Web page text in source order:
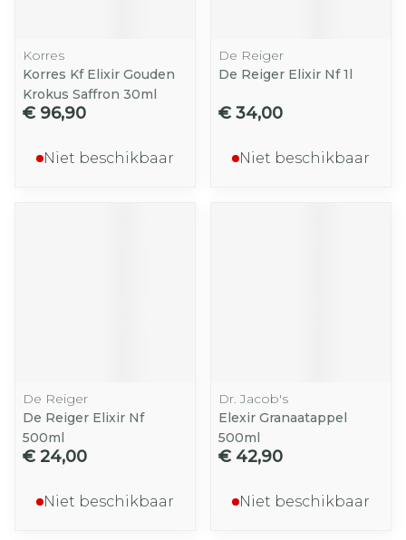
Korres
Korres Kf Elixir Gouden
Krokus Saffron 30ml
€ 96,90
Niet beschikbaar
De Reiger
De Reiger Elixir Nf 1l
€ 34,00
Niet beschikbaar
De Reiger
De Reiger Elixir Nf
500ml
€ 24,00
Niet beschikbaar
Dr. Jacob's
Elexir Granaatappel
500ml
€ 42,90
Niet beschikbaar